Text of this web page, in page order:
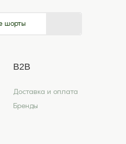
шорты
B2B
Доставка и оплата
Бренды